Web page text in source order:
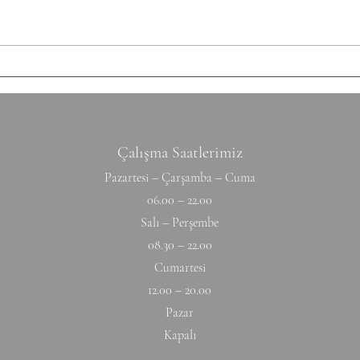
Çalışma Saatlerimiz
Pazartesi – Çarşamba – Cuma
06.00 – 22.00
Salı – Perşembe
08.30 – 22.00
Cumartesi
12.00 – 20.00
Pazar
Kapalı